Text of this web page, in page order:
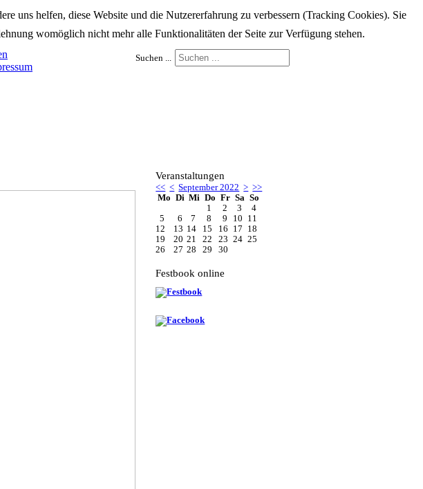
Suchen ...
Veranstaltungen
<< < September 2022 > >>
Mo Di Mi Do Fr Sa So
1
2 3
4
5
6 7 8 9 10
11
12
13 14 15 16 17
18
19
20 21 22 23 24 25
26
27 28 29 30
Festbook online
uns helfen, diese Website und die Nutzererfahrung zu verbessern (Tracking Cookies). Sie
womöglich nicht mehr alle Funktionalitäten der Seite zur Verfügung stehen.